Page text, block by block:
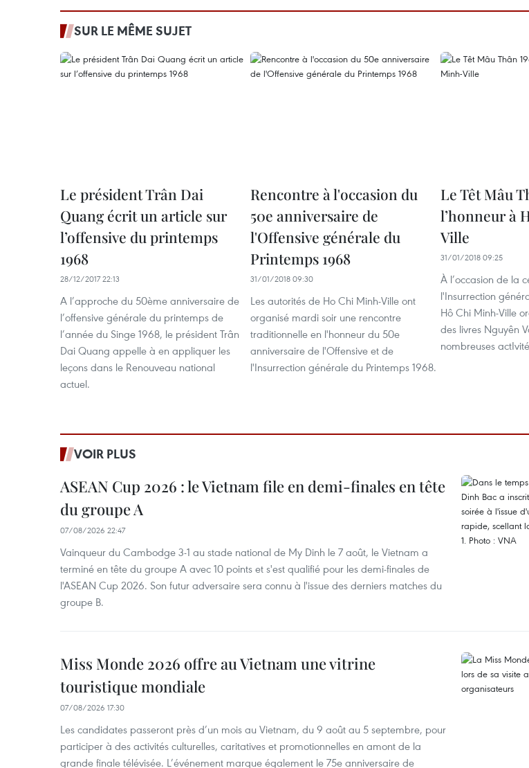
SUR LE MÊME SUJET
Le président Trân Dai
Quang écrit un article sur
l’offensive du printemps
1968
28/12/2017 22:13
A l’approche du 50ème anniversaire de
l’offensive générale du printemps de
l’année du Singe 1968, le président Trân
Dai Quang appelle à en appliquer les
leçons dans le Renouveau national
actuel.
Rencontre à l'occasion du
50e anniversaire de
l'Offensive générale du
Printemps 1968
31/01/2018 09:30
Les autorités de Ho Chi Minh-Ville ont
organisé mardi soir une rencontre
traditionnelle en l'honneur du 50e
anniversaire de l'Offensive et de
l'Insurrection générale du Printemps 1968.
Le Têt Mâu
l’honneur à
Ville
31/01/2018 09:25
À l’occasion de la
l'Insurrection
Hô Chi Minh-Ville
des livres Nguyên
nombreuses
VOIR PLUS
ASEAN Cup 2026 : le Vietnam file en demi-finales en tête
du groupe A
07/08/2026 22:47
Vainqueur du Cambodge 3-1 au stade national de My Dinh le 7 août, le Vietnam a
terminé en tête du groupe A avec 10 points et s'est qualifié pour les demi-finales de
l'ASEAN Cup 2026. Son futur adversaire sera connu à l'issue des derniers matches du
groupe B.
Miss Monde 2026 offre au Vietnam une vitrine
touristique mondiale
07/08/2026 17:30
Les candidates passeront près d’un mois au Vietnam, du 9 août au 5 septembre, pour
participer à des activités culturelles, caritatives et promotionnelles en amont de la
grande finale télévisée. L’événement marque également le 75e anniversaire de